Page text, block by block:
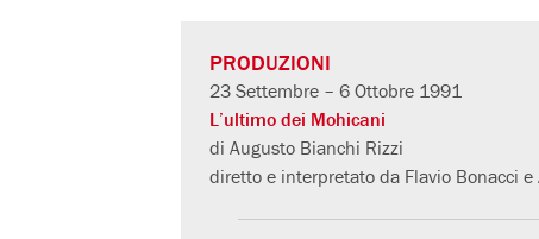
PRODUZIONI
23 Settembre – 6 Ottobre 1991
L’ultimo dei Mohicani
di Augusto Bianchi Rizzi
diretto e interpretato da Flavio Bonacci